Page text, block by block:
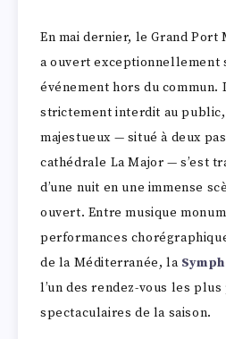
En mai dernier, le Grand
a ouvert exceptionnellement
événement hors du commun.
strictement interdit au
majestueux — situé à deux
cathédrale La Major — s’est
d’une nuit en une immense
ouvert. Entre musique
performances
de la Méditerranée, la
l’un des rendez-vous les
spectaculaires de la saison.